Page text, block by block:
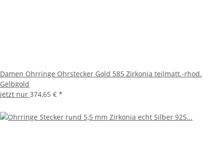
Damen Ohrringe Ohrstecker Gold 585 Zirkonia teilmatt.-rhod.
Gelbgold
jetzt nur 374,65 € *